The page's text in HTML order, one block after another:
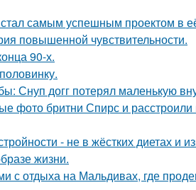
самым успешным проектом в
повышенной чувствительности.
90-х.
Снуп догг потерял маленькую
фото бритни Спирс и расстроили
- не в жёстких диетах и
жизни.
с отдыха на Мальдивах, где